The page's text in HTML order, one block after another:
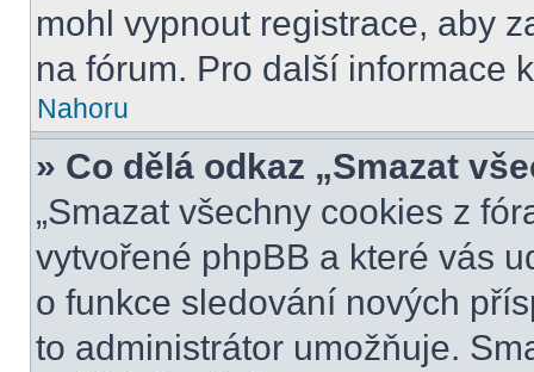
mohl vypnout registrace, aby
na fórum. Pro další informace
Nahoru
» Co dělá odkaz „Smazat
„Smazat všechny cookies z
vytvořené phpBB a které vás
o funkce sledování nových
to administrátor umožňuje.